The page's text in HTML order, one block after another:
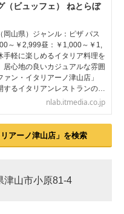
（ビュッフェ） ねとらぼ
岡山県）ジャンル：ピザ パス
～￥2,999昼：￥1,000～￥1,
手軽に楽しめるイタリア料理を
居心地の良いカジュアルな雰囲
ン・イタリアーノ津山店」
するイタリアンレストランの…
nlab.itmedia.co.jp
アーノ津山店」を検索
津山市小原81-4